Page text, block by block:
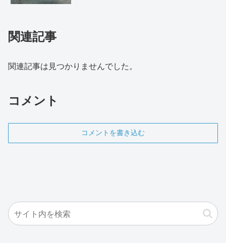
関連記事
関連記事は見つかりませんでした。
コメント
コメントを書き込む